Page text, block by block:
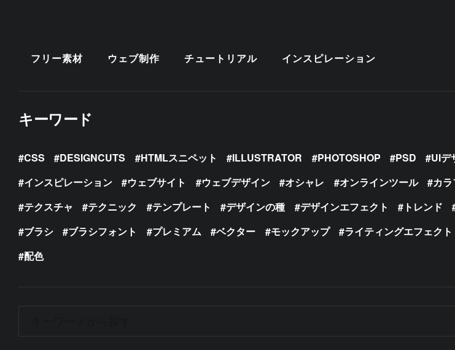
フリー素材 ウェブ制作 チュートリアル インスピレーション
キーワード
CSS DESIGNCUTS HTMLスニペット ILLUSTRATOR PHOTOSHOP PSD UIデ
インスピレーション
ウェブサイト ウェブデザイン オシャレ オンラインツール カ
テクスチャ
テクニック テンプレート デザインの種 デザインエフェクト トレンド
ブラシ
ブラシフォント プレミアム ベクター モックアップ ライティングエフェクト
配色